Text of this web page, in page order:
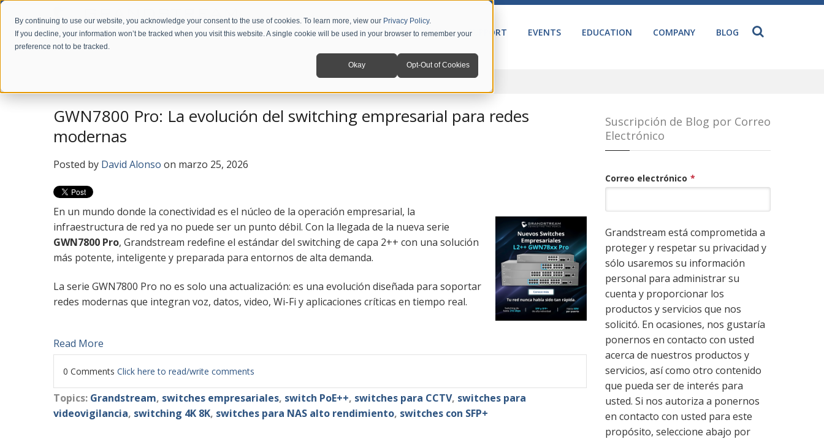
By continuing to use our website, you acknowledge your consent to the use of cookies. To learn more, view our Privacy Policy.
If you decline, your information won’t be tracked when you visit this website. A single cookie will be used in your browser to remember your
preference not to be tracked.
Okay Opt-Out of Cookies
PRODUCTS SOLUTIONS SUPPORT EVENTS EDUCATION COMPANY BLOG
GWN7800 Pro: La evolución del switching empresarial para redes
modernas
Posted by David Alonso on marzo 25, 2026
En un mundo donde la conectividad es el núcleo de la operación empresarial, la
infraestructura de red ya no puede ser un punto débil. Con la llegada de la nueva serie
GWN7800 Pro, Grandstream redefine el estándar del switching de capa 2++ con una solución
más potente, inteligente y preparada para entornos de alta demanda.
La serie GWN7800 Pro no es solo una actualización: es una evolución diseñada para soportar
redes modernas que integran voz, datos, video, Wi-Fi y aplicaciones críticas en tiempo real.
Read More
0 Comments Click here to read/write comments
Topics: Grandstream, switches empresariales, switch PoE++, switches para CCTV, switches para
videovigilancia, switching 4K 8K, switches para NAS alto rendimiento, switches con SFP+
Suscripción de Blog por Correo
Electrónico
Correo electrónico *
Grandstream está comprometida a
proteger y respetar su privacidad y
sólo usaremos su información
personal para administrar su
cuenta y proporcionar los
productos y servicios que nos
solicitó. En ocasiones, nos gustaría
ponernos en contacto con usted
acerca de nuestros productos y
servicios, así como otro contenido
que pueda ser de interés para
usted. Si nos autoriza a ponernos
en contacto con usted para este
propósito, seleccione abajo por